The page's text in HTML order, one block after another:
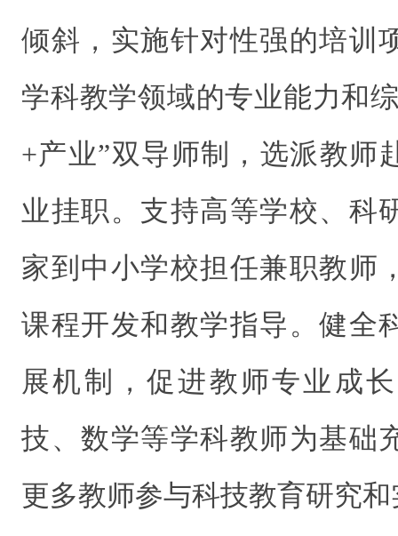
倾斜，实施针对性强的培训
学科教学领域的专业能力和
+产业”双导师制，选派教师
业挂职。支持高等学校、科
家到中小学校担任兼职教师
课程开发和教学指导。健全
展机制，促进教师专业成
技、数学等学科教师为基础
更多教师参与科技教育研究